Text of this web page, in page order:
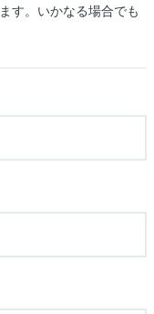
す。いかなる場合でも